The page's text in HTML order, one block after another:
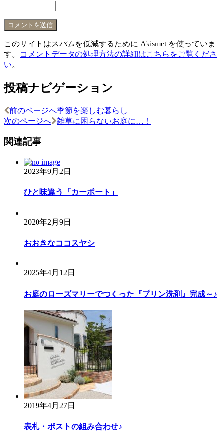
このサイトはスパムを低減するために Akismet を使っていま
す。
コメントデータの処理方法の詳細はこちらをご覧くださ
い。
投稿ナビゲーション
前のページへ季節を楽しむ暮らし
次のページへ
雑草に困らないお庭に…！
関連記事
2023年9月2日
ひと味違う「カーポート」
2020年2月9日
おおきなココスヤシ
2025年4月12日
お庭のローズマリーでつくった『プリン洗剤』完成～♪
2019年4月27日
表札・ポストの組み合わせ♪